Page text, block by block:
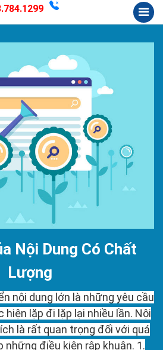
Nội Dung Có Chất
Lượng
nội dung lớn là những yêu cầu
hiện lặp đi lặp lại nhiều lần. Nội
là rất quan trọng đối với quá
những điều kiện rập khuân. 1.